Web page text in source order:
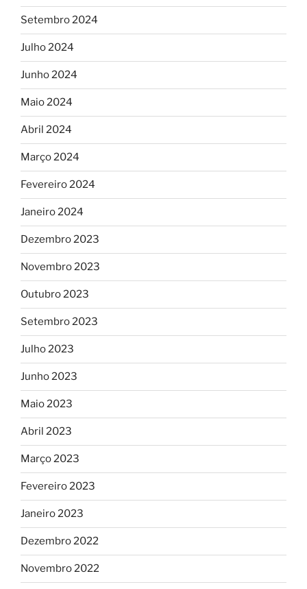
Setembro 2024
Julho 2024
Junho 2024
Maio 2024
Abril 2024
Março 2024
Fevereiro 2024
Janeiro 2024
Dezembro 2023
Novembro 2023
Outubro 2023
Setembro 2023
Julho 2023
Junho 2023
Maio 2023
Abril 2023
Março 2023
Fevereiro 2023
Janeiro 2023
Dezembro 2022
Novembro 2022